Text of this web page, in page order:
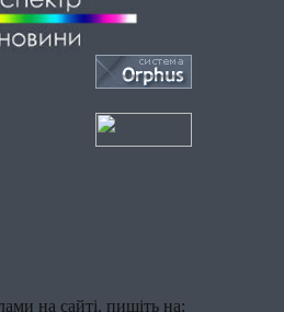
на сайті, пишіть на: